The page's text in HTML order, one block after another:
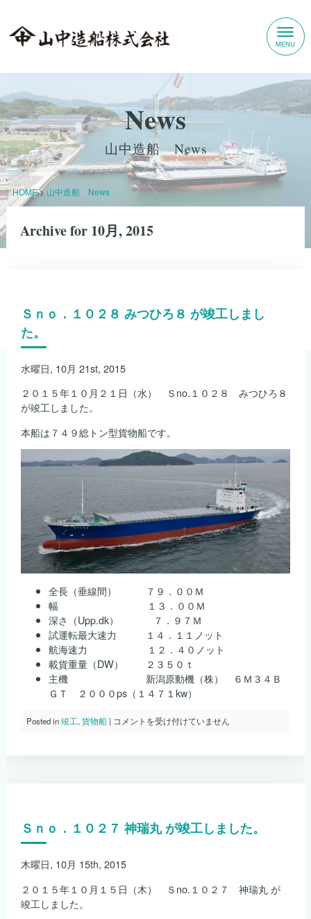
News
山中造船 News
HOME>山中造船 News
Archive for 10月, 2015
Ｓｎｏ．１０２８ みつひろ８ が竣工しまし
た。
水曜日, 10月 21st, 2015
２０１５年１０月２１日（水） Ｓno.１０２８ みつひろ８
が竣工しました。
本船は７４９総トン型貨物船です。
全長（垂線間） ７９．００Ｍ
幅 １３．００Ｍ
深さ（Upp.dk） ７．９７Ｍ
試運転最大速力 １４．１１ノット
航海速力 １２．４０ノット
載貨重量（DW） ２３５０ｔ
主機 新潟原動機（株） ６Ｍ３４Ｂ
ＧＴ ２０００ps（１４７１kw）
Posted in竣工,貨物船 | Ｓ
ひ
が
工
し
コメントを受け付けていません
Ｓｎｏ．１０２７ 神瑞丸 が竣工しました。
木曜日, 10月 15th, 2015
２０１５年１０月１５日（木） Ｓno.１０２７ 神瑞丸 が
竣工しました。